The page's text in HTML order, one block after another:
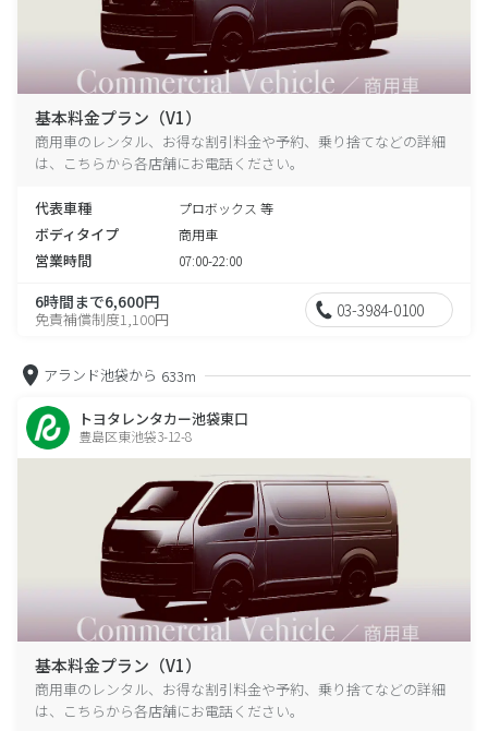
基本料金プラン（V1）
商用車のレンタル、お得な割引料金や予約、乗り捨てなどの詳細
は、こちらから各店舗にお電話ください。
代表車種 プロボックス 等
ボディタイプ 商用車
営業時間 07:00-22:00
6時間まで6,600円
免責補償制度1,100円 03-3984-0100
アランド池袋から 633m
トヨタレンタカー池袋東口
豊島区東池袋3-12-8
基本料金プラン（V1）
商用車のレンタル、お得な割引料金や予約、乗り捨てなどの詳細
は、こちらから各店舗にお電話ください。